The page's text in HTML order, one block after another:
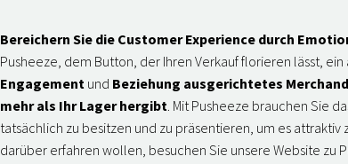
Bereichern Sie die Customer Experience durch
Pusheeze, dem Button, der Ihren Verkauf florieren lässt, ein
Engagement und Beziehung ausgerichtetes
mehr als Ihr Lager hergibt. Mit Pusheeze brauchen Sie
tatsächlich zu besitzen und zu präsentieren, um es attraktiv
darüber erfahren wollen, besuchen Sie unsere Website zu